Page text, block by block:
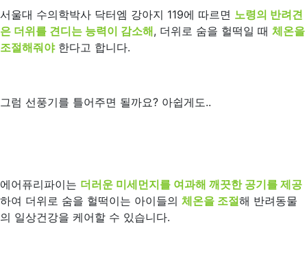
서울대 수의학박사 닥터엠 강아지 119에 따르면 노령의 반려견
은 더위를 견디는 능력이 감소해, 더위로 숨을 헐떡일 때 체온을
조절해줘야 한다고 합니다.
그럼 선풍기를 틀어주면 될까요? 아쉽게도..
에어퓨리파이는 더러운 미세먼지를 여과해 깨끗한 공기를 제공
하여 더위로 숨을 헐떡이는 아이들의 체온을 조절해 반려동물
의 일상건강을 케어할 수 있습니다.